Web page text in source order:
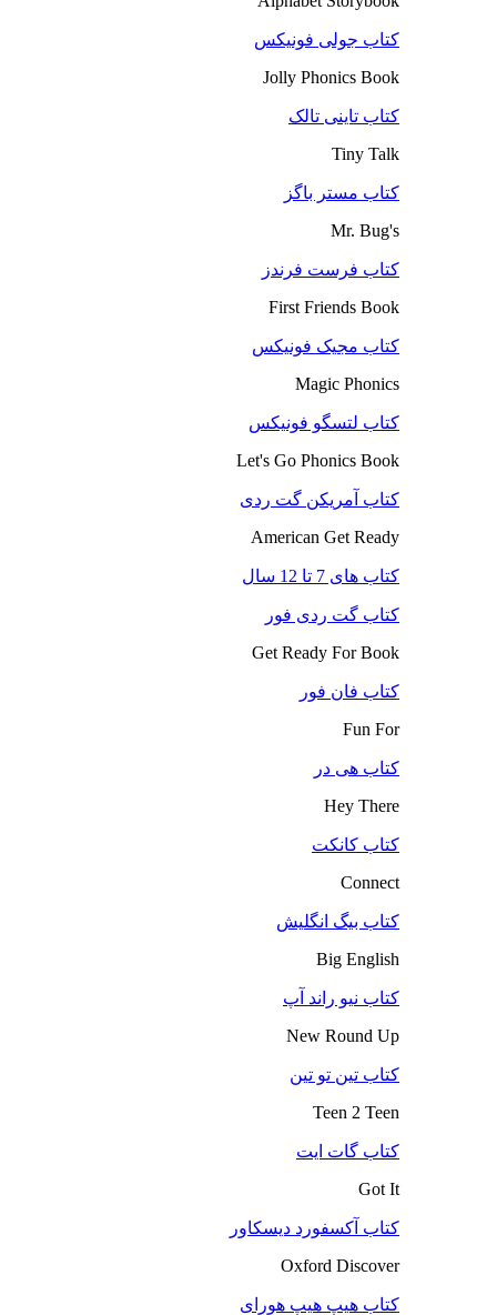
کتاب جولی فونیکس
Jolly Phonics Book
کتاب تاینی تالک
Tiny Talk
کتاب مستر باگز
Mr. Bug's
کتاب فرست فرندز
First Friends Book
کتاب مجیک فونیکس
Magic Phonics
کتاب لتسگو فونیکس
Let's Go Phonics Book
کتاب آمریکن گت ردی
American Get Ready
کتاب های 7 تا 12 سال
کتاب گت ردی فور
Get Ready For Book
کتاب فان فور
Fun For
کتاب هی در
Hey There
کتاب کانکت
Connect
کتاب بیگ انگلیش
Big English
کتاب نیو راند آپ
New Round Up
کتاب تین تو تین
Teen 2 Teen
کتاب گات ایت
Got It
کتاب آکسفورد دیسکاور
Oxford Discover
کتاب هیپ هیپ هورای